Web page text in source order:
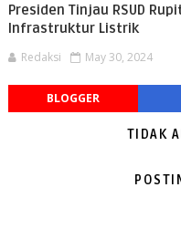
Presiden Tinjau RSUD
Infrastruktur Listrik
Redaksi May 30, 2024
BLOGGER
TIDAK